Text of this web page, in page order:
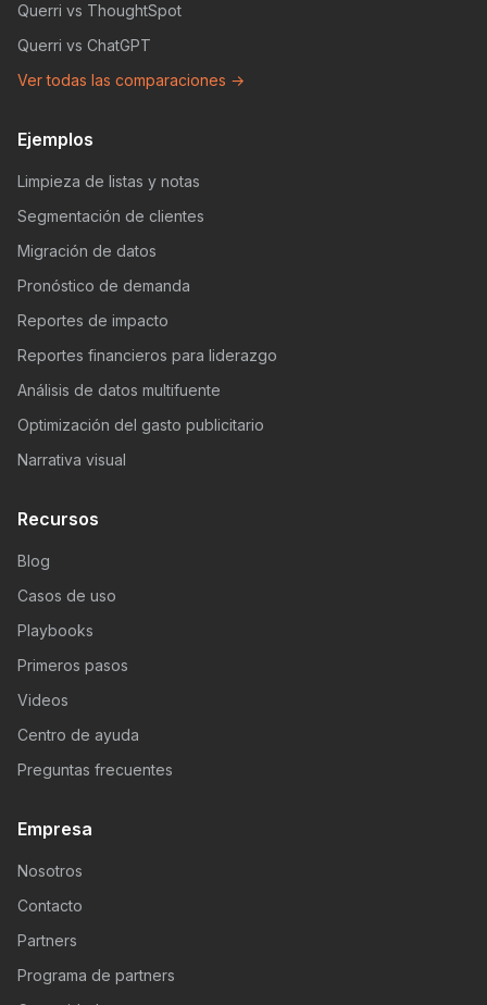
Querri vs ThoughtSpot
Querri vs ChatGPT
Ver todas las comparaciones →
Ejemplos
Limpieza de listas y notas
Segmentación de clientes
Migración de datos
Pronóstico de demanda
Reportes de impacto
Reportes financieros para liderazgo
Análisis de datos multifuente
Optimización del gasto publicitario
Narrativa visual
Recursos
Blog
Casos de uso
Playbooks
Primeros pasos
Videos
Centro de ayuda
Preguntas frecuentes
Empresa
Nosotros
Contacto
Partners
Programa de partners